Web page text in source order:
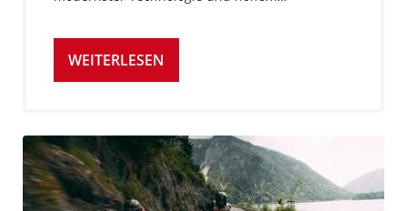
WEITERLESEN